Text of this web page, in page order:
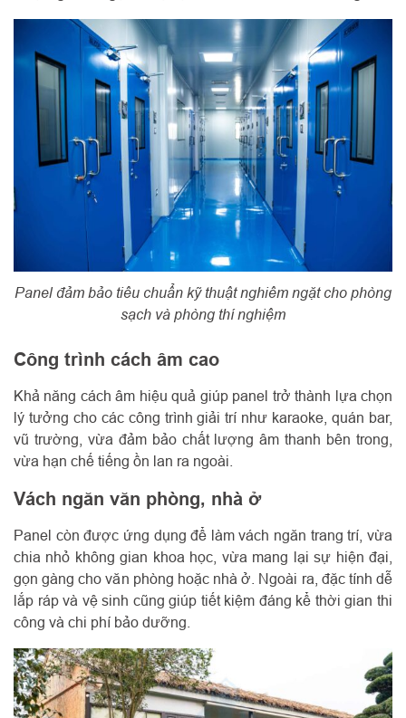
Panel đảm bảo tiêu chuẩn kỹ thuật nghiêm ngặt cho phòng
sạch và phòng thí nghiệm
Công trình cách âm cao
Khả năng cách âm hiệu quả giúp panel trở thành lựa chọn
lý tưởng cho các công trình giải trí như karaoke, quán bar,
vũ trường, vừa đảm bảo chất lượng âm thanh bên trong,
vừa hạn chế tiếng ồn lan ra ngoài.
Vách ngăn văn phòng, nhà ở
Panel còn được ứng dụng để làm vách ngăn trang trí, vừa
chia nhỏ không gian khoa học, vừa mang lại sự hiện đại,
gọn gàng cho văn phòng hoặc nhà ở. Ngoài ra, đặc tính dễ
lắp ráp và vệ sinh cũng giúp tiết kiệm đáng kể thời gian thi
công và chi phí bảo dưỡng.